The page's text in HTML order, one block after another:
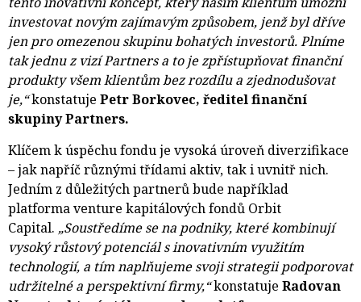
investovat novým zajímavým způsobem, jenž byl dříve
jen pro omezenou skupinu bohatých investorů. Plníme
tak jednu z vizí Partners a to je zpřístupňovat finanční
produkty všem klientům bez rozdílu a zjednodušovat
je,“konstatuje Petr Borkovec, ředitel finanční
skupiny Partners.
Klíčem k úspěchu fondu je vysoká úroveň diverzifikace
– jak napříč různými třídami aktiv, tak i uvnitř nich.
Jedním z důležitých partnerů bude například
platforma venture kapitálových fondů Orbit
Capital. „Soustředíme se na podniky, které kombinují
vysoký růstový potenciál s inovativním využitím
technologií, a tím naplňujeme svoji strategii podporovat
udržitelné a perspektivní firmy,“konstatuje Radovan